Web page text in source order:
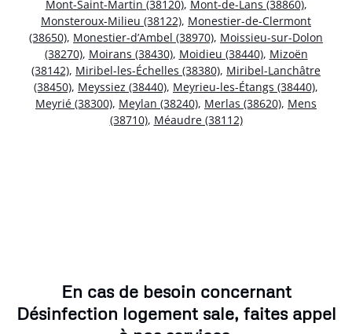
Mont-Saint-Martin (38120), Mont-de-Lans (38860),
Monsteroux-Milieu (38122), Monestier-de-Clermont
(38650), Monestier-d’Ambel (38970), Moissieu-sur-Dolon
(38270), Moirans (38430), Moidieu (38440), Mizoën
(38142), Miribel-les-Échelles (38380), Miribel-Lanchâtre
(38450), Meyssiez (38440), Meyrieu-les-Étangs (38440),
Meyrié (38300), Meylan (38240), Merlas (38620), Mens
(38710), Méaudre (38112)
En cas de besoin concernant
Désinfection logement sale, faites appel